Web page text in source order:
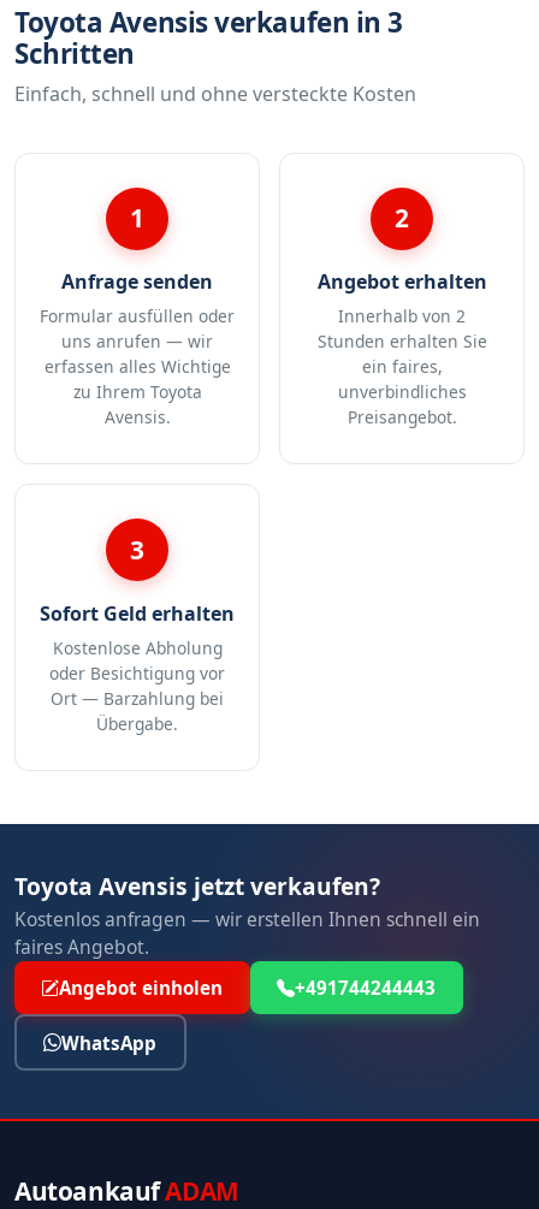
Toyota Avensis verkaufen in 3
Schritten
Einfach, schnell und ohne versteckte Kosten
1
Anfrage senden
Formular ausfüllen oder
uns anrufen — wir
erfassen alles Wichtige
zu Ihrem Toyota
Avensis.
2
Angebot erhalten
Innerhalb von 2
Stunden erhalten Sie
ein faires,
unverbindliches
Preisangebot.
3
Sofort Geld erhalten
Kostenlose Abholung
oder Besichtigung vor
Ort — Barzahlung bei
Übergabe.
Toyota Avensis jetzt verkaufen?
Kostenlos anfragen — wir erstellen Ihnen schnell ein
faires Angebot.
Angebot einholen +491744244443
WhatsApp
AutoankaufADAM